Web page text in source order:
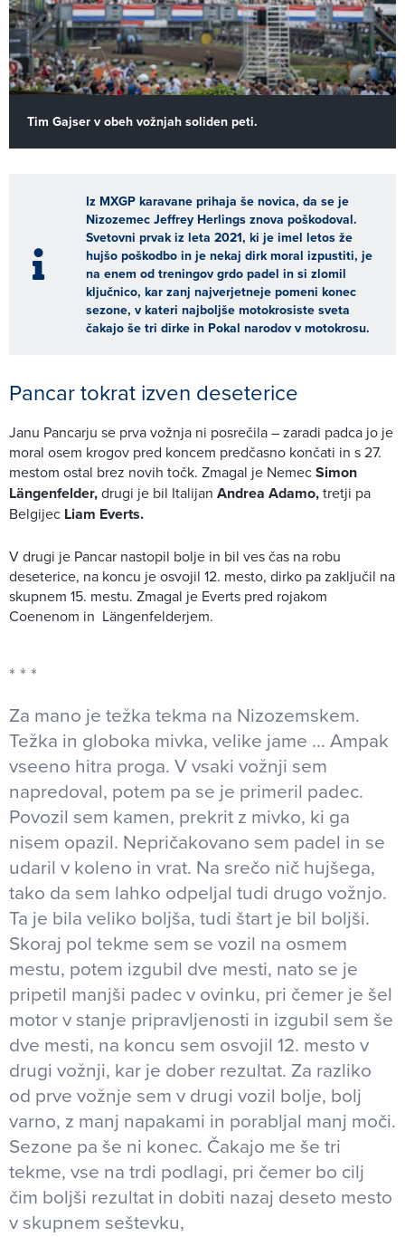
Tim Gajser v obeh vožnjah soliden peti.
Iz MXGP karavane prihaja še novica, da se je
Nizozemec Jeffrey Herlings znova poškodoval.
Svetovni prvak iz leta 2021, ki je imel letos že
hujšo poškodbo in je nekaj dirk moral izpustiti, je
na enem od treningov grdo padel in si zlomil
ključnico, kar zanj najverjetneje pomeni konec
sezone, v kateri najboljše motokrosiste sveta
čakajo še tri dirke in Pokal narodov v motokrosu.
Pancar tokrat izven deseterice
Janu Pancarju se prva vožnja ni posrečila – zaradi padca jo je
moral osem krogov pred koncem predčasno končati in s 27.
mestom ostal brez novih točk. Zmagal je NemecSimon
Längenfelder,drugi je bil Italijan Andrea Adamo,tretji pa
Belgijec Liam Everts.
V drugi je Pancar nastopil bolje in bil ves čas na robu
deseterice, na koncu je osvojil 12. mesto, dirko pa zaključil na
skupnem 15. mestu. Zmagal je Everts pred rojakom
Coenenom in Längenfelderjem.
Za mano je težka tekma na Nizozemskem.
Težka in globoka mivka, velike jame ... Ampak
vseeno hitra proga. V vsaki vožnji sem
napredoval, potem pa se je primeril padec.
Povozil sem kamen, prekrit z mivko, ki ga
nisem opazil. Nepričakovano sem padel in se
udaril v koleno in vrat. Na srečo nič hujšega,
tako da sem lahko odpeljal tudi drugo vožnjo.
Ta je bila veliko boljša, tudi štart je bil boljši.
Skoraj pol tekme sem se vozil na osmem
mestu, potem izgubil dve mesti, nato se je
pripetil manjši padec v ovinku, pri čemer je šel
motor v stanje pripravljenosti in izgubil sem še
dve mesti, na koncu sem osvojil 12. mesto v
drugi vožnji, kar je dober rezultat. Za razliko
od prve vožnje sem v drugi vozil bolje, bolj
varno, z manj napakami in porabljal manj moči.
Sezone pa še ni konec. Čakajo me še tri
tekme, vse na trdi podlagi, pri čemer bo cilj
čim boljši rezultat in dobiti nazaj deseto mesto
v skupnem seštevku,